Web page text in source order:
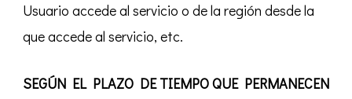
Usuario accede al servicio o de la región desde la
que accede al servicio, etc.
SEGÚN EL PLAZO DE TIEMPO QUE PERMANECEN